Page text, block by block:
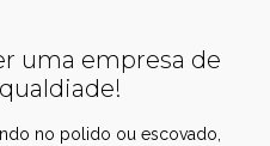
uma empresa de
no polido ou escovado,